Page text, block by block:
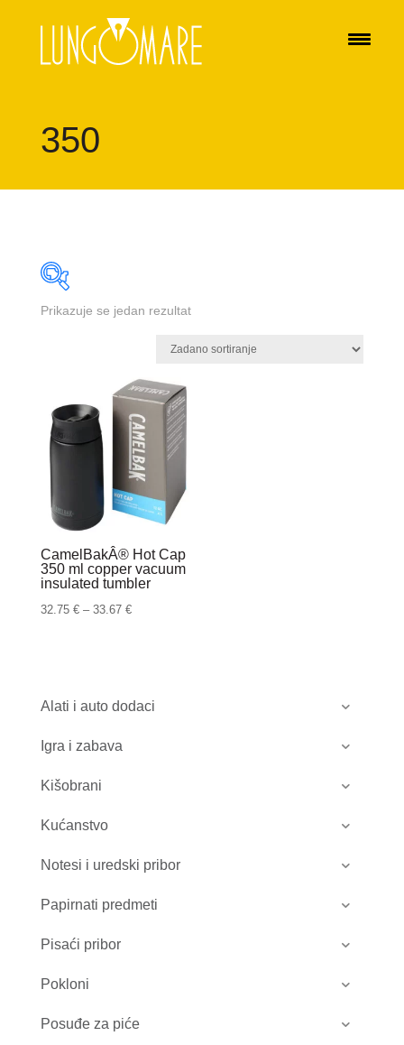
350
Alati i auto dodaci
Igra i zabava
Kišobrani
Kućanstvo
Notesi i uredski pribor
Papirnati predmeti
Pisaći pribor
Pokloni
Posuđe za piće
Prikazuje se jedan rezultat
CamelBakÂ® Hot Cap
350 ml copper vacuum
insulated tumbler
32.75 € – 33.67 €Raspon
do